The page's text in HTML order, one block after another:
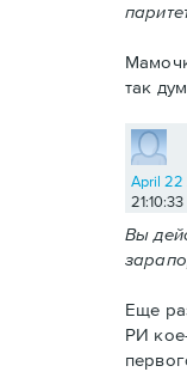
так
April 22
Вы
Еще
РИ